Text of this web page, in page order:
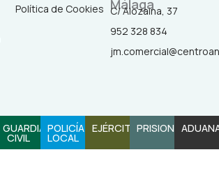
o u
Política de Cookies Málaga
C/ Alozaina, 37
952 328 834
GUARDIA
CIVIL
POLICÍA
LOCAL
EJÉRCITOPRISIONES